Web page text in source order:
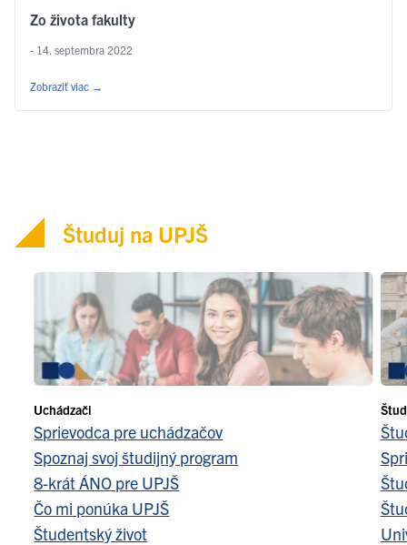
Zo života fakulty
- 14. septembra 2022
Zobraziť viac →
Študuj na UPJŠ
Uchádzači
Sprievodca pre uchádzačov
Spoznaj svoj študijný program
8-krát ÁNO pre UPJŠ
Čo mi ponúka UPJŠ
Študentský život